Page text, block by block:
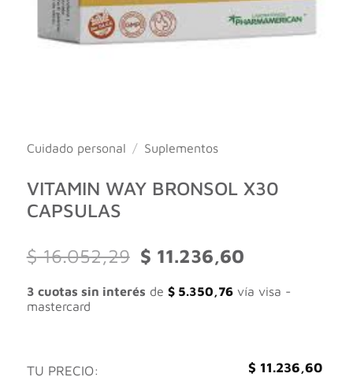
Cuidado personal / Suplementos
VITAMIN WAY BRONSOL X30
CAPSULAS
$16.052,29
El
precio
original
era:
$ 11.236,60El
es:
3 cuotas sin interés de $5.350,76vía visa -
mastercard
TU PRECIO: $ 11.236,60